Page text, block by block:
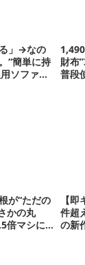
」→なの
“簡単に持
ソファが
財布
普段
が“ただの
かの丸
倍マシに
【
件超
の新